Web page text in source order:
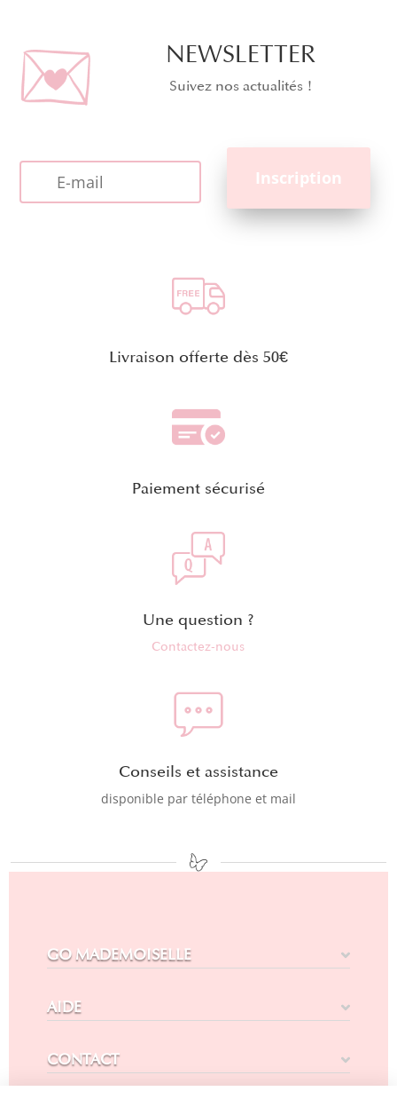
NEWSLETTER
Suivez nos actualités !
Livraison offerte dès 50€
Paiement sécurisé
Une question ?
Contactez-nous
Conseils et assistance
disponible par téléphone et mail
GO MADEMOISELLE
AIDE
CONTACT